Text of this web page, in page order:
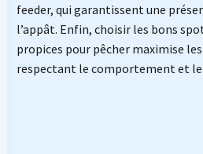
feeder, qui garantissent une
l’appât. Enfin, choisir les bons
propices pour pêcher maximise
respectant le comportement et le